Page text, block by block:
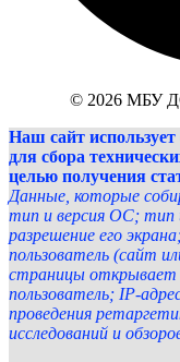
© 2026 МБУ
Наш сайт
для сбора
целью получения
Данные, которые
тип и версия ОС; тип
разрешение его
пользователь (сайт
страницы открывает
пользователь; IP-
проведения
исследований и